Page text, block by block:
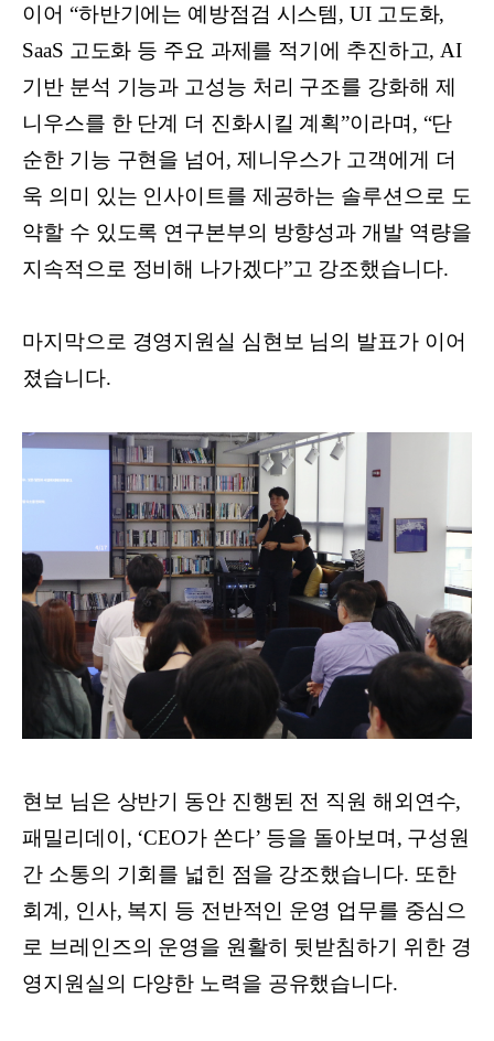
이어 “하반기에는 예방점검 시스템, UI 고도화,
SaaS 고도화 등 주요 과제를 적기에 추진하고, AI
기반 분석 기능과 고성능 처리 구조를 강화해 제
니우스를 한 단계 더 진화시킬 계획”이라며, “단
순한 기능 구현을 넘어, 제니우스가 고객에게 더
욱 의미 있는 인사이트를 제공하는 솔루션으로 도
약할 수 있도록 연구본부의 방향성과 개발 역량을
지속적으로 정비해 나가겠다”고 강조했습니다.
마지막으로 경영지원실 심현보 님의 발표가 이어
졌습니다.
현보 님은 상반기 동안 진행된 전 직원 해외연수,
패밀리데이, ‘CEO가 쏜다’ 등을 돌아보며, 구성원
간 소통의 기회를 넓힌 점을 강조했습니다. 또한
회계, 인사, 복지 등 전반적인 운영 업무를 중심으
로 브레인즈의 운영을 원활히 뒷받침하기 위한 경
영지원실의 다양한 노력을 공유했습니다.